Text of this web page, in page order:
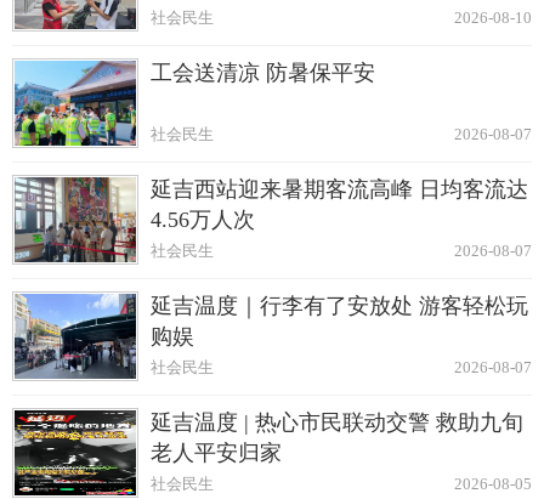
2026-08-10
社会民生
工会送清凉 防暑保平安
2026-08-07
社会民生
延吉西站迎来暑期客流高峰 日均客流达
4.56万人次
2026-08-07
社会民生
延吉温度｜行李有了安放处 游客轻松玩
购娱
2026-08-07
社会民生
延吉温度 | 热心市民联动交警 救助九旬
老人平安归家
2026-08-05
社会民生